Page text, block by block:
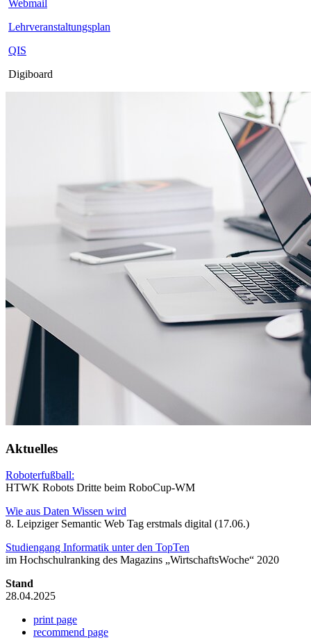
Webmail
Lehrveranstaltungsplan
QIS
Digiboard
Aktuelles
Roboterfußball:
HTWK Robots Dritte beim RoboCup-WM
Wie aus Daten Wissen wird
8. Leipziger Semantic Web Tag erstmals digital (17.06.)
Studiengang Informatik unter den TopTen
im Hochschulranking des Magazins „WirtschaftsWoche“ 2020
Stand
28.04.2025
print page
recommend page